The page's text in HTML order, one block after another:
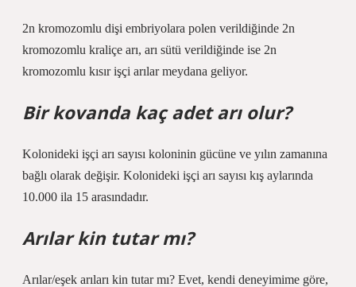
2n kromozomlu dişi embriyolara polen verildiğinde 2n
kromozomlu kraliçe arı, arı sütü verildiğinde ise 2n
kromozomlu kısır işçi arılar meydana geliyor.
Bir kovanda kaç adet arı olur?
Kolonideki işçi arı sayısı koloninin gücüne ve yılın zamanına
bağlı olarak değişir. Kolonideki işçi arı sayısı kış aylarında
10.000 ila 15 arasındadır.
Arılar kin tutar mı?
Arılar/eşek arıları kin tutar mı? Evet, kendi deneyimime göre,